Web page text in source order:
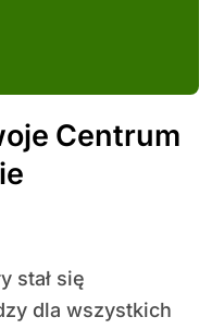
Centrum
dla wszystkich